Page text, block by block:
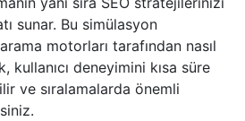
sunar. Bu simülasyon
motorları tarafından nasıl
kullanıcı deneyimini kısa süre
ve sıralamalarda önemli